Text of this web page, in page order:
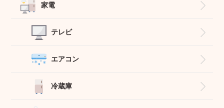
家電
テレビ
エアコン
冷蔵庫